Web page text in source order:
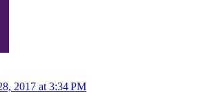
2017 at 3:34 PM